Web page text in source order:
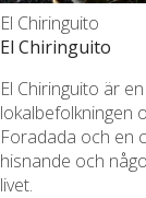
El Chiringuito
El Chiringuito
El Chiringuito är
lokalbefolkningen
Foradada och en
hisnande och
livet.